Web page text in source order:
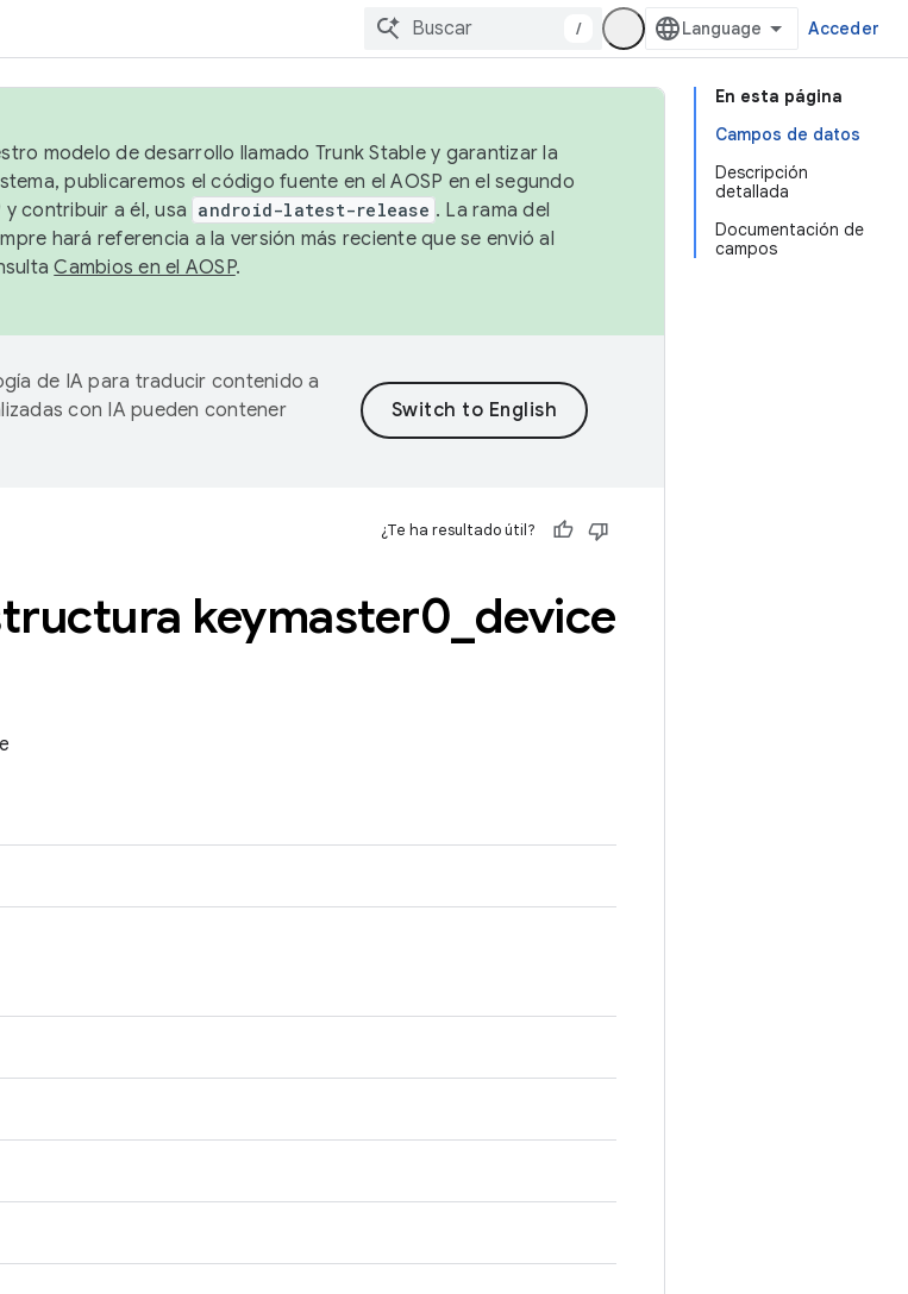
/ Acceder
En esta página
Campos de datos
Descripción
detallada
Documentación de
campos
modelo de desarrollo llamado Trunk Stable y garantizar la
publicaremos el código fuente en el AOSP en el segundo
contribuir a él, usa android-latest-release . La rama del
hará referencia a la versión más reciente que se envió al
Cambios en el AOSP.
de IA para traducir contenido a
con IA pueden contener
¿Te ha resultado útil?
keymaster0 device